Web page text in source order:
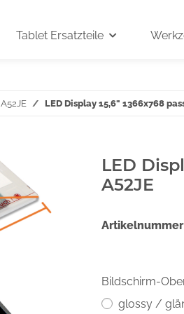
Tablet Ersatzteile
A52JE LED Display 15,6" 1366x768
LED
A52JE
Bildschirm-
glossy /